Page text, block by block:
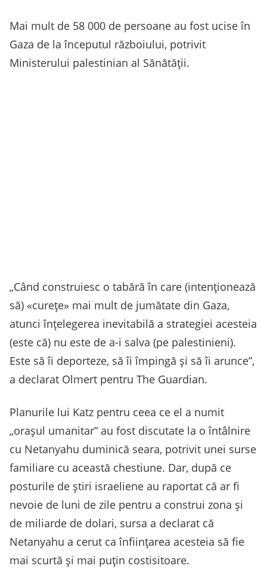
Mai mult de 58 000 de persoane au fost ucise în
Gaza de la începutul războiului, potrivit
Ministerului palestinian al Sănătăţii.
„Când construiesc o tabără în care (intenţionează
să) «cureţe» mai mult de jumătate din Gaza,
atunci înţelegerea inevitabilă a strategiei acesteia
(este că) nu este de a-i salva (pe palestinieni).
Este să îi deporteze, să îi împingă şi să îi arunce”,
a declarat Olmert pentru The Guardian.
Planurile lui Katz pentru ceea ce el a numit
„oraşul umanitar” au fost discutate la o întâlnire
cu Netanyahu duminică seara, potrivit unei surse
familiare cu această chestiune. Dar, după ce
posturile de ştiri israeliene au raportat că ar fi
nevoie de luni de zile pentru a construi zona şi
de miliarde de dolari, sursa a declarat că
Netanyahu a cerut ca înfiinţarea acesteia să fie
mai scurtă şi mai puţin costisitoare.